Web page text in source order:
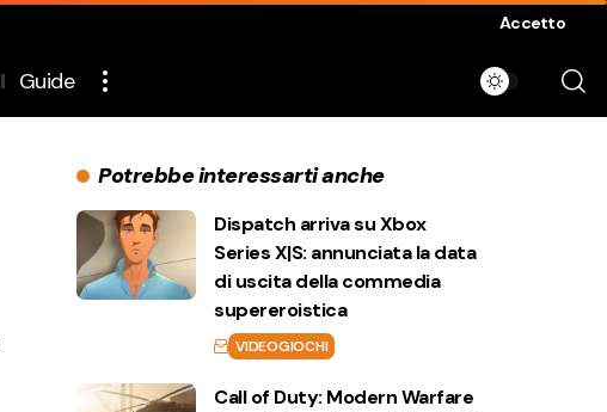
Accetto
Guide
Potrebbe interessarti anche
Dispatch arriva su Xbox
Series X|S: annunciata la data
di uscita della commedia
supereroistica
VIDEOGIOCHI
Call of Duty: Modern Warfare